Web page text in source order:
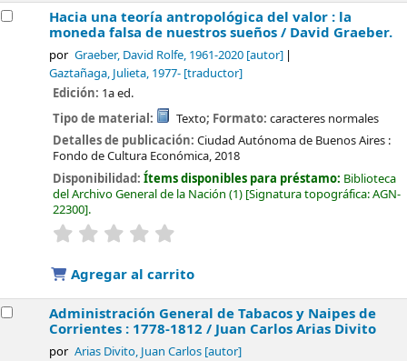
Hacia una teoría antropológica del valor : la
moneda falsa de nuestros sueños / David Graeber.
por Graeber, David Rolfe, 1961-2020[autor]
Gaztañaga, Julieta, 1977- [traductor]
Edición: 1a ed.
Tipo de material:
Texto; Formato: caracteres normales
Detalles de publicación:Ciudad Autónoma de Buenos Aires :
Fondo de Cultura Económica,2018
Disponibilidad:Ítems disponibles para préstamo: Biblioteca
del Archivo General de la Nación (1) Signatura topográfica:AGN-
22300 .
valoración
Agregar al carrito
Administración General de Tabacos y Naipes de
Corrientes : 1778-1812 / Juan Carlos Arias Divito
por Arias Divito, Juan Carlos[autor]